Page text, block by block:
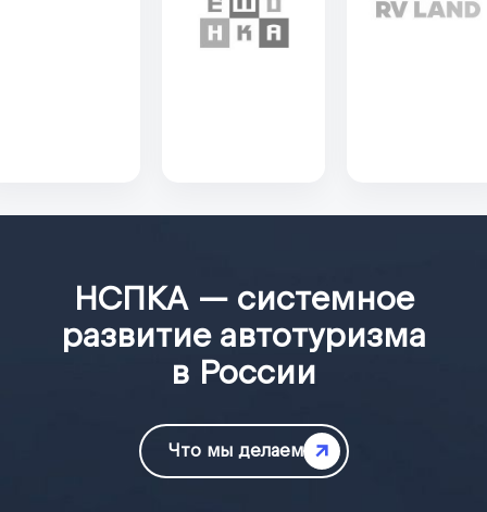
НСПКА — системное
развитие автотуризма
в России
Что мы делаем